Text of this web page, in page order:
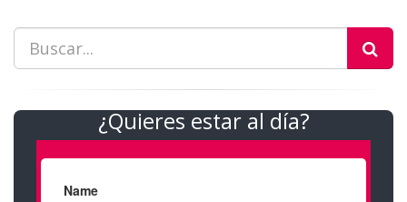
¿Quieres estar al día?